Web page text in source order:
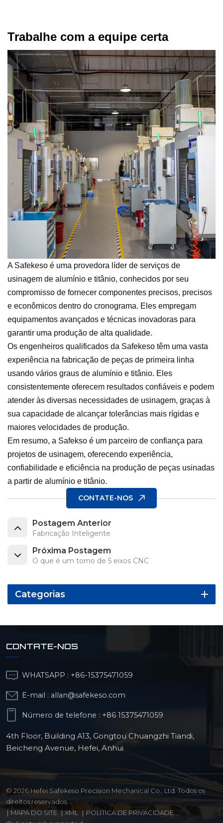
Trabalhe com a equipe certa
A Safekeso é uma provedora líder de serviços de
usinagem de alumínio e titânio, conhecidos por seu
compromisso de fornecer componentes precisos, precisos
e econômicos dentro do cronograma. Eles empregam
equipamentos avançados e técnicas inovadoras para
garantir uma produção de alta qualidade.
Os engenheiros qualificados da Safekeso têm uma vasta
experiência na fabricação de peças de primeira linha
usando vários graus de alumínio e titânio. Eles
consistentemente oferecem resultados confiáveis e podem
atender às diversas necessidades de usinagem, graças à
sua capacidade de alcançar tolerâncias mais rígidas e
maiores velocidades de produção.
Em resumo, a Safekso é um parceiro de confiança para
projetos de usinagem, oferecendo experiência,
confiabilidade e eficiência na produção de peças usinadas
a partir de alumínio e titânio.
CONTATE-NOS
Postagem Anterior
Fabricação Inteligente
Próxima Postagem
O que é um torno de 5 eixos CNC
Categorias
CONTATE-NOS
WHATSAPP : +86-15375471059
E-mail : allan@safekeso.com
Número de telefone : +86 15375471059
4th Floor, Building A13, Gongtou Chuangzhi Tiandi,
Beicheng Avenue, Hefei, Anhui
© 2026 Hefei Safekeso Precision Mechanical Co., Ltd. Todos os
direitos reservados.
| MAPA DO SITE | XML | POLÍTICA DE PRIVACIDADE